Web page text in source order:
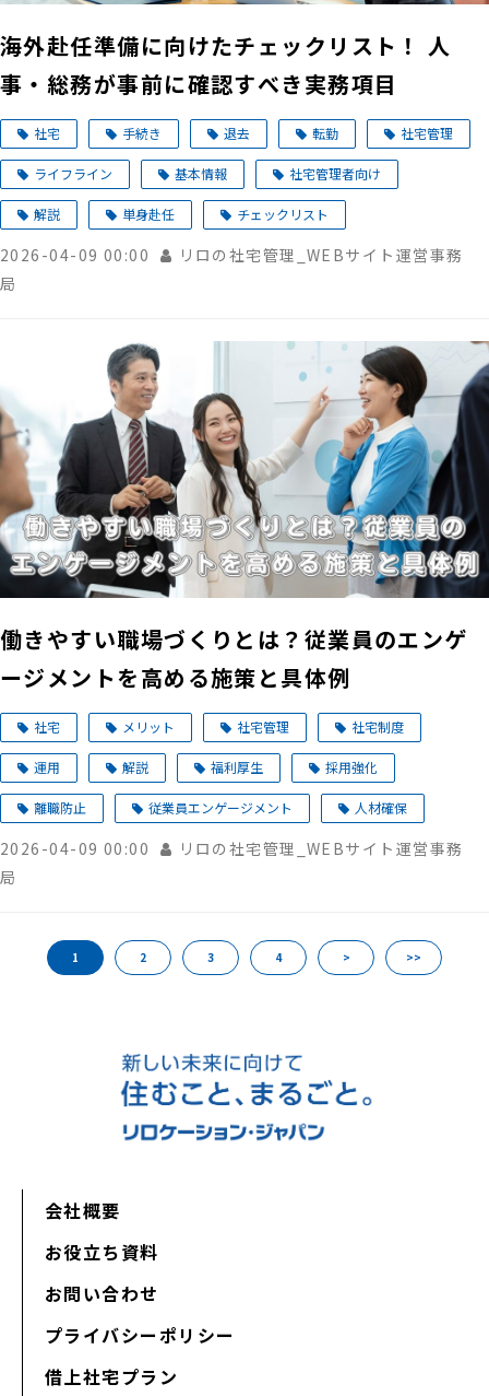
海外赴任準備に向けたチェックリスト！ 人
事・総務が事前に確認すべき実務項目
社宅 手続き 退去 転勤 社宅管理
ライフライン 基本情報 社宅管理者向け
解説 単身赴任 チェックリスト
2026-04-09 00:00
リロの社宅管理_WEBサイト運営事務
局
働きやすい職場づくりとは？従業員のエンゲ
ージメントを高める施策と具体例
社宅 メリット 社宅管理 社宅制度
運用 解説 福利厚生 採用強化
離職防止 従業員エンゲージメント 人材確保
2026-04-09 00:00
リロの社宅管理_WEBサイト運営事務
局
1 2 3 4 > >>
会社概要
お役立ち資料
お問い合わせ
プライバシーポリシー
借上社宅プラン